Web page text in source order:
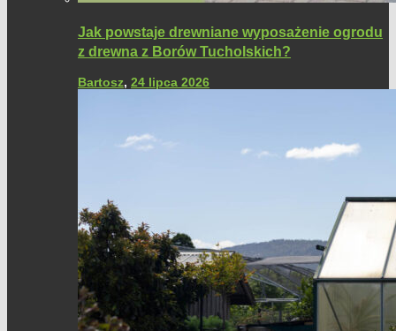
Jak powstaje drewniane wyposażenie ogrodu
z drewna z Borów Tucholskich?
Bartosz, 24 lipca 2026